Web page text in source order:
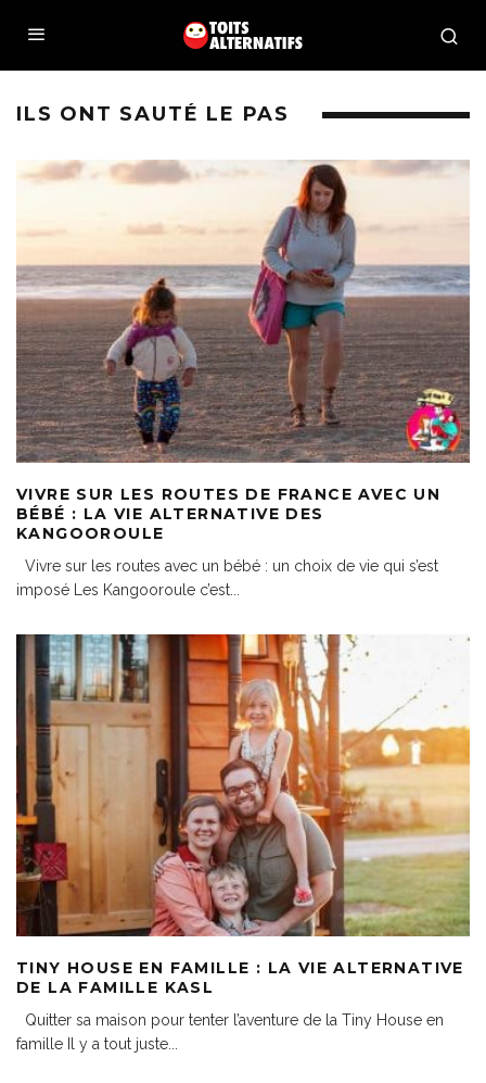
ILS ONT SAUTÉ LE PAS
VIVRE SUR LES ROUTES DE FRANCE AVEC UN
BÉBÉ : LA VIE ALTERNATIVE DES
KANGOOROULE
Vivre sur les routes avec un bébé : un choix de vie qui s’est
imposé Les Kangooroule c’est
TINY HOUSE EN FAMILLE : LA VIE ALTERNATIVE
DE LA FAMILLE KASL
Quitter sa maison pour tenter l’aventure de la Tiny House en
famille Il y a tout juste...